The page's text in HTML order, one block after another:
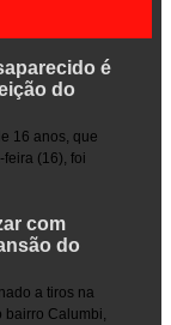
é
do
16 anos, que
(16), foi
com
do
a tiros na
Calumbi,